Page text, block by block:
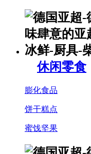
休闲零食
膨化食品
饼干糕点
蜜饯坚果